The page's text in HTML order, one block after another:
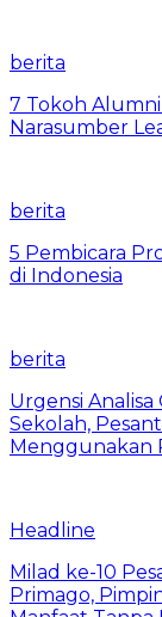
berita
7 Tokoh
Narasumber
berita
5 Pembicara
di Indonesia
berita
Urgensi
Sekolah,
Menggunakan
Headline
Milad ke-10
Primago,